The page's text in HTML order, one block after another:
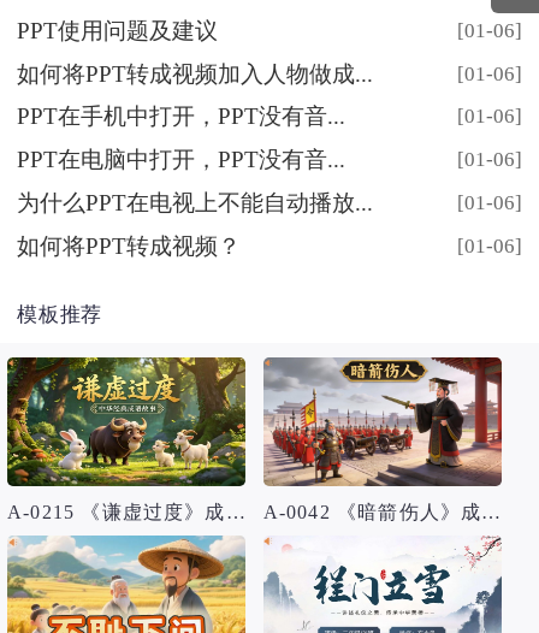
[01-06]
PPT使用问题及建议
[01-06]
如何将PPT转成视频加入人物做成...
[01-06]
PPT在手机中打开，PPT没有音...
[01-06]
PPT在电脑中打开，PPT没有音...
[01-06]
为什么PPT在电视上不能自动播放...
[01-06]
如何将PPT转成视频？
模板推荐
A-0215 《谦虚过度》成语故事PPT模板 A-0042 《暗箭伤人》成语故事PPT模板